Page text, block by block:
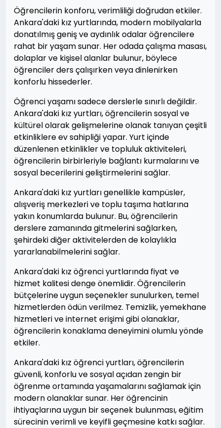
Öğrencilerin konforu, verimliliği doğrudan etkiler.
Ankara'daki kız yurtlarında, modern mobilyalarla
donatılmış geniş ve aydınlık odalar öğrencilere
rahat bir yaşam sunar. Her odada çalışma masası,
dolaplar ve kişisel alanlar bulunur, böylece
öğrenciler ders çalışırken veya dinlenirken
konforlu hissederler.
Öğrenci yaşamı sadece derslerle sınırlı değildir.
Ankara'daki kız yurtları, öğrencilerin sosyal ve
kültürel olarak gelişmelerine olanak tanıyan çeşitli
etkinliklere ev sahipliği yapar. Yurt içinde
düzenlenen etkinlikler ve topluluk aktiviteleri,
öğrencilerin birbirleriyle bağlantı kurmalarını ve
sosyal becerilerini geliştirmelerini sağlar.
Ankara'daki kız yurtları genellikle kampüsler,
alışveriş merkezleri ve toplu taşıma hatlarına
yakın konumlarda bulunur. Bu, öğrencilerin
derslere zamanında gitmelerini sağlarken,
şehirdeki diğer aktivitelerden de kolaylıkla
yararlanabilmelerini sağlar.
Ankara'daki kız öğrenci yurtlarında fiyat ve
hizmet kalitesi denge önemlidir. Öğrencilerin
bütçelerine uygun seçenekler sunulurken, temel
hizmetlerden ödün verilmez. Temizlik, yemekhane
hizmetleri ve internet erişimi gibi olanaklar,
öğrencilerin konaklama deneyimini olumlu yönde
etkiler.
Ankara'daki kız öğrenci yurtları, öğrencilerin
güvenli, konforlu ve sosyal açıdan zengin bir
öğrenme ortamında yaşamalarını sağlamak için
modern olanaklar sunar. Her öğrencinin
ihtiyaçlarına uygun bir seçenek bulunması, eğitim
sürecinin verimli ve keyifli geçmesine katkı sağlar.